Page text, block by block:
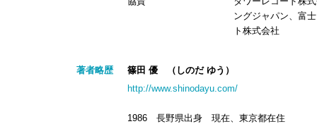
ングジャパン、富
ト株式会社
著者略歴
篠田 優 （しのだ ゆう）
http://www.shinodayu.com/
1986 長野県出身 現在、東京都在住